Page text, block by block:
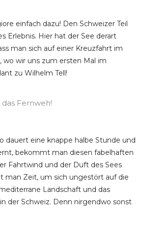
einfach dazu! Den Schweizer Teil
Erlebnis. Hier hat der See derart
man sich auf einer Kreuzfahrt im
wir uns zum ersten Mal im
zu Wilhelm Tell!
Fernweh!
dauert eine knappe halbe Stunde und
bekommt man diesen fabelhaften
Fahrtwind und der Duft des Sees
man Zeit, um sich ungestört auf die
Landschaft und das
der Schweiz. Denn nirgendwo sonst